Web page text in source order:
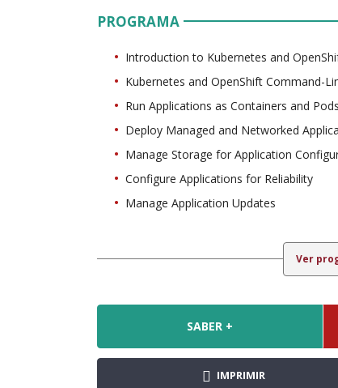
PROGRAMA
Introduction to Kubernetes and
Kubernetes and OpenShift Command-
Run Applications as Containers and Pods
Deploy Managed and Networked
Manage Storage for Application
Configure Applications for Reliability
Manage Application Updates
Ver
SABER +
IMPRIMIR